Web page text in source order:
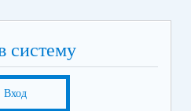
систему
Вход